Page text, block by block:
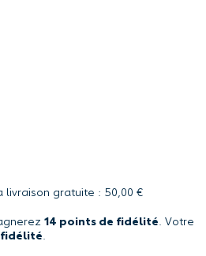
livraison gratuite : 50,00 €
14 points de fidélité. Votre
fidélité.